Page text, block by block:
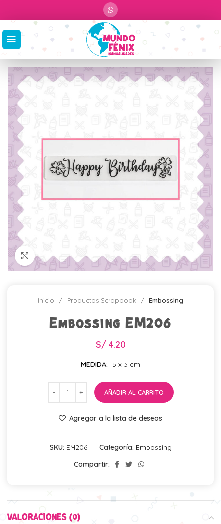
Click para agrandar
Inicio Productos Scrapbook Embossing
Embossing EM206
S/4.20
MEDIDA: 15 x 3 cm
AÑADIR AL CARRITO
Agregar a la lista de deseos
SKU: EM206 Categoría: Embossing
Compartir:
VALORACIONES (0)